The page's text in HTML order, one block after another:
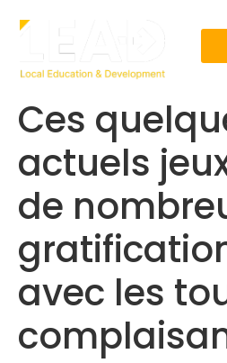
Ces
actuels
de
avec les